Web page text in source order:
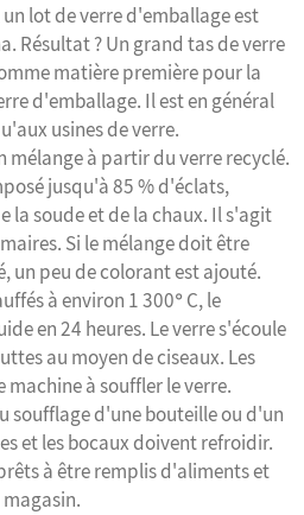
lot de verre d'emballage est
Résultat ? Un grand tas de verre
matière première pour la
d'emballage. Il est en général
usines de verre.
mélange à partir du verre recyclé.
jusqu'à 85 % d'éclats,
la soude et de la chaux. Il s'agit
Si le mélange doit être
un peu de colorant est ajouté.
à environ 1 300° C, le
en 24 heures. Le verre s'écoule
au moyen de ciseaux. Les
à souffler le verre.
soufflage d'une bouteille ou d'un
et les bocaux doivent refroidir.
à être remplis d'aliments et
magasin.